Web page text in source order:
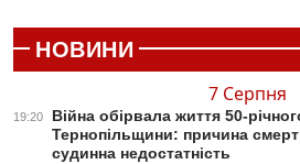
НОВИНИ
7 Серпня
19:20
Війна обірвала життя 50-
Тернопільщини: причина
судинна недостатність